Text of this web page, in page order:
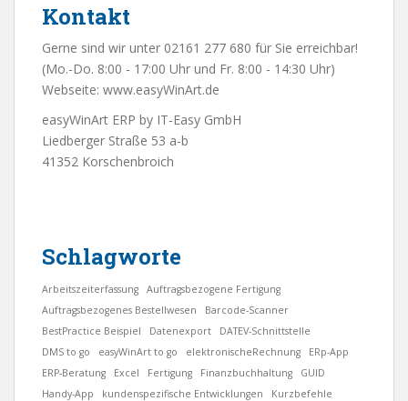
Kontakt
Gerne sind wir unter 02161 277 680 für Sie erreichbar!
(Mo.-Do. 8:00 - 17:00 Uhr und Fr. 8:00 - 14:30 Uhr)
Webseite: www.easyWinArt.de
easyWinArt ERP by IT-Easy GmbH
Liedberger Straße 53 a-b
41352 Korschenbroich
Schlagworte
Arbeitszeiterfassung
Auftragsbezogene Fertigung
Auftragsbezogenes Bestellwesen
Barcode-Scanner
BestPractice Beispiel
Datenexport
DATEV-Schnittstelle
DMS to go
easyWinArt to go elektronischeRechnung
ERp-App
ERP-Beratung
Excel Fertigung Finanzbuchhaltung
GUID
Handy-App
kundenspezifische Entwicklungen
Kurzbefehle